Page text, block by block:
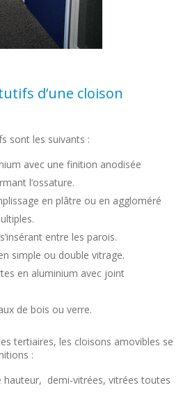
d’une cloison
sont les suivants :
avec une finition anodisée
l’ossature.
en plâtre ou en aggloméré
entre les parois.
simple ou double vitrage.
en aluminium avec joint
de bois ou verre.
tertiaires, les cloisons amovibles se
:
hauteur, demi-vitrées, vitrées toutes